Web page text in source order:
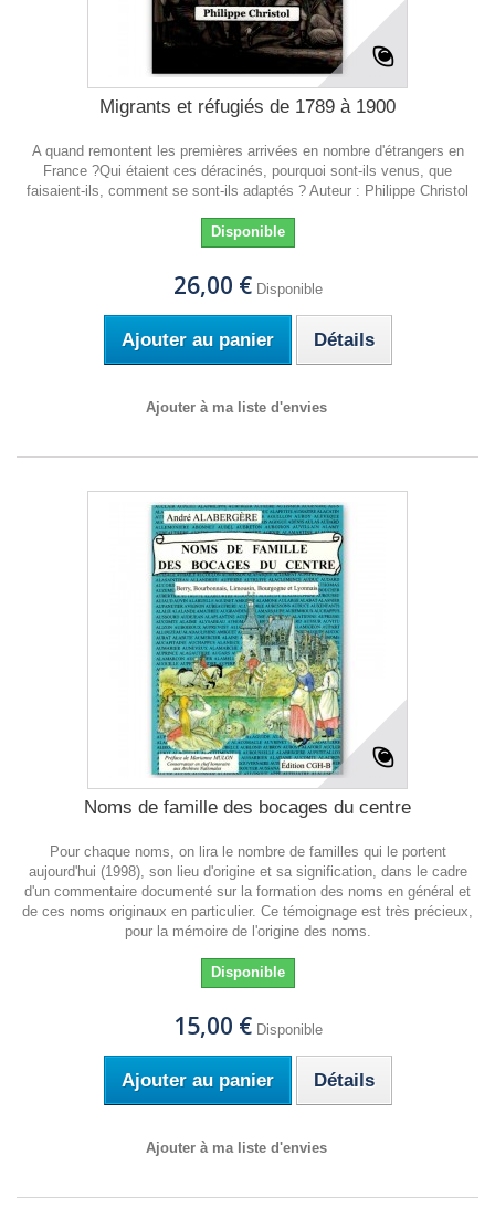
Migrants et réfugiés de 1789 à 1900
A quand remontent les premières arrivées en nombre d'étrangers en
France ?Qui étaient ces déracinés, pourquoi sont-ils venus, que
faisaient-ils, comment se sont-ils adaptés ? Auteur : Philippe Christol
Disponible
26,00 € Disponible
Ajouter au panier Détails
Ajouter à ma liste d'envies
Noms de famille des bocages du centre
Pour chaque noms, on lira le nombre de familles qui le portent
aujourd'hui (1998), son lieu d'origine et sa signification, dans le cadre
d'un commentaire documenté sur la formation des noms en général et
de ces noms originaux en particulier. Ce témoignage est très précieux,
pour la mémoire de l'origine des noms.
Disponible
15,00 € Disponible
Ajouter au panier Détails
Ajouter à ma liste d'envies